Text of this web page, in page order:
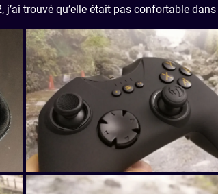
trouvé qu’elle était pas confortable